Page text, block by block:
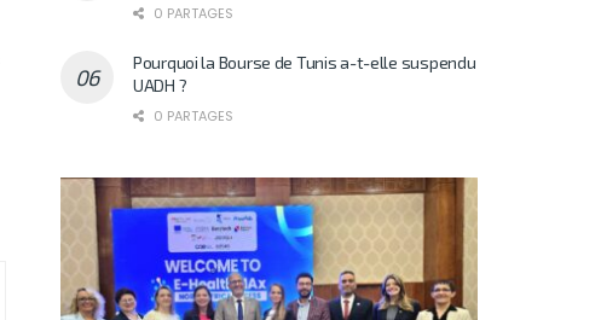
0 PARTAGES
Pourquoi la Bourse de Tunis a-t-elle suspendu
UADH ?
0 PARTAGES